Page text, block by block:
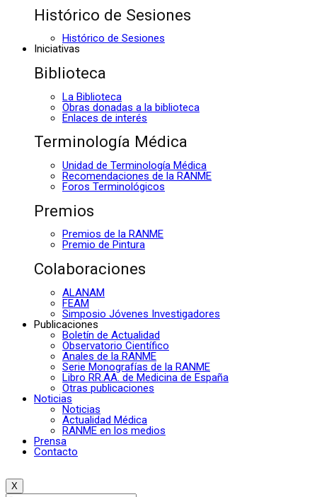
Histórico de Sesiones
Histórico de Sesiones
Iniciativas
Biblioteca
La Biblioteca
Obras donadas a la biblioteca
Enlaces de interés
Terminología Médica
Unidad de Terminología Médica
Recomendaciones de la RANME
Foros Terminológicos
Premios
Premios de la RANME
Premio de Pintura
Colaboraciones
ALANAM
FEAM
Simposio Jóvenes Investigadores
Publicaciones
Boletín de Actualidad
Observatorio Científico
Anales de la RANME
Serie Monografías de la RANME
Libro RR.AA. de Medicina de España
Otras publicaciones
Noticias
Noticias
Actualidad Médica
RANME en los medios
Prensa
Contacto
X